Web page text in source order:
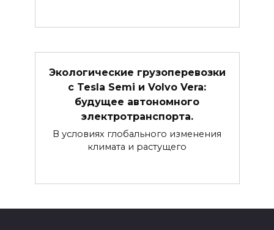
Экологические грузоперевозки
с Tesla Semi и Volvo Vera:
будущее автономного
электротранспорта.
В условиях глобального изменения
климата и растущего